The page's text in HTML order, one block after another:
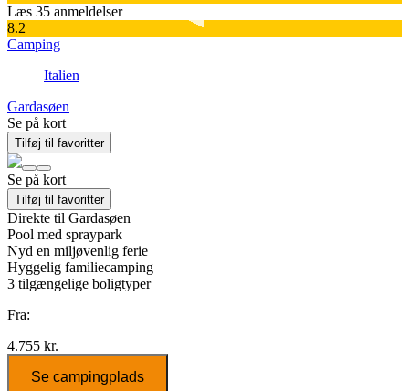
Læs 35 anmeldelser
8.2
Camping
Italien
Gardasøen
Se på kort
Tilføj til favoritter
Se på kort
Tilføj til favoritter
Direkte til Gardasøen
Pool med spraypark
Nyd en miljøvenlig ferie
Hyggelig familiecamping
3 tilgængelige boligtyper
Fra:
4.755 kr.
Se campingplads